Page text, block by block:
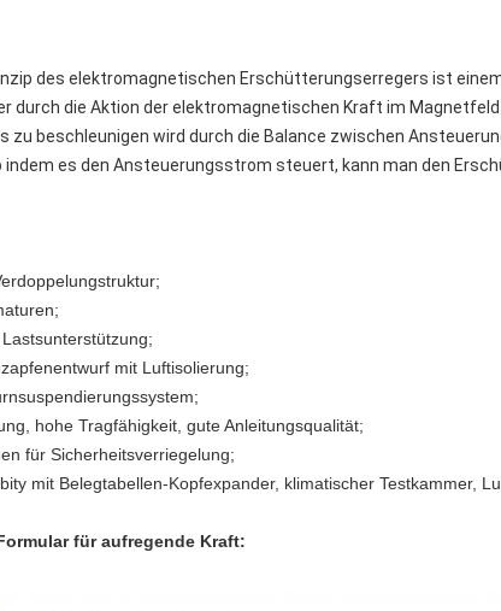
des elektromagnetischen Erschütterungserregers ist
durch die Aktion der elektromagnetischen Kraft im
zu beschleunigen wird durch die Balance zwischen
indem es den Ansteuerungsstrom steuert, kann man den
mit Luftisolierung;
hohe Tragfähigkeit, gute Anleitungsqualität;
für Sicherheitsverriegelung;
mit Belegtabellen-Kopfexpander, klimatischer Testkammer,
für aufregende Kraft: